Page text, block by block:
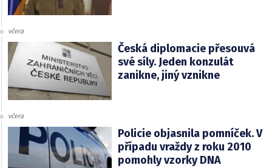
včera
Česká diplomacie přesouvá
své síly. Jeden konzulát
zanikne, jiný vznikne
včera
Policie objasnila pomníček. V
případu vraždy z roku 2010
pomohly vzorky DNA